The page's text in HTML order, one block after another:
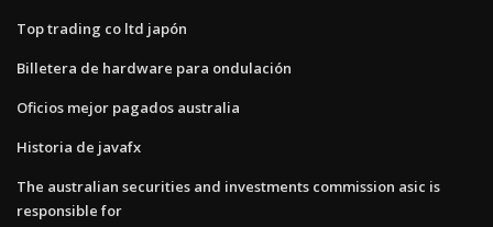
Top trading co ltd japón
Billetera de hardware para ondulación
Oficios mejor pagados australia
Historia de javafx
The australian securities and investments commission asic is
responsible for